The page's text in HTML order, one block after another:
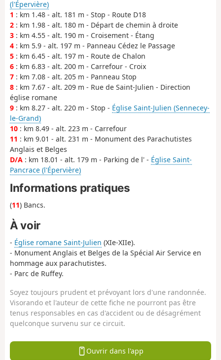
(l'Épervière)
1 : km 1.48 - alt. 181 m - Stop - Route D18
2 : km 1.98 - alt. 180 m - Départ de chemin à droite
3 : km 4.55 - alt. 190 m - Croisement - Étang
4 : km 5.9 - alt. 197 m - Panneau Cédez le Passage
5 : km 6.45 - alt. 197 m - Route de Chalon
6 : km 6.83 - alt. 200 m - Carrefour - Croix
7 : km 7.08 - alt. 205 m - Panneau Stop
8 : km 7.67 - alt. 209 m - Rue de Saint-Julien - Direction
église romane
9 : km 8.27 - alt. 220 m - Stop - Église Saint-Julien (Sennecey-
le-Grand)
10 : km 8.49 - alt. 223 m - Carrefour
11 : km 9.01 - alt. 231 m - Monument des Parachutistes
Anglais et Belges
D/A : km 18.01 - alt. 179 m - Parking de l' - Église Saint-
Pancrace (l'Épervière)
Informations pratiques
(11) Bancs.
À voir
- Église romane Saint-Julien (XIe-XIIe).
- Monument Anglais et Belges de la Spécial Air Service en
hommage aux parachutistes.
- Parc de Ruffey.
Soyez toujours prudent et prévoyant lors d'une randonnée.
Visorando et l'auteur de cette fiche ne pourront pas être
tenus responsables en cas d'accident ou de désagrément
quelconque survenu sur ce circuit.
Ouvrir dans l'app